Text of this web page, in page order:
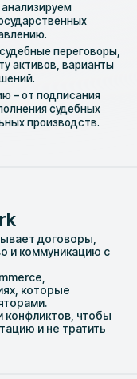
переговоры,
активов, варианты
– от подписания
судебных
производств.
договоры,
и коммуникацию с
которые
конфликтов, чтобы
и не тратить